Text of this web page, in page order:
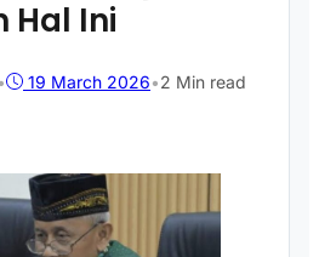
Hal Ini
• 19 March 2026•2 Min read